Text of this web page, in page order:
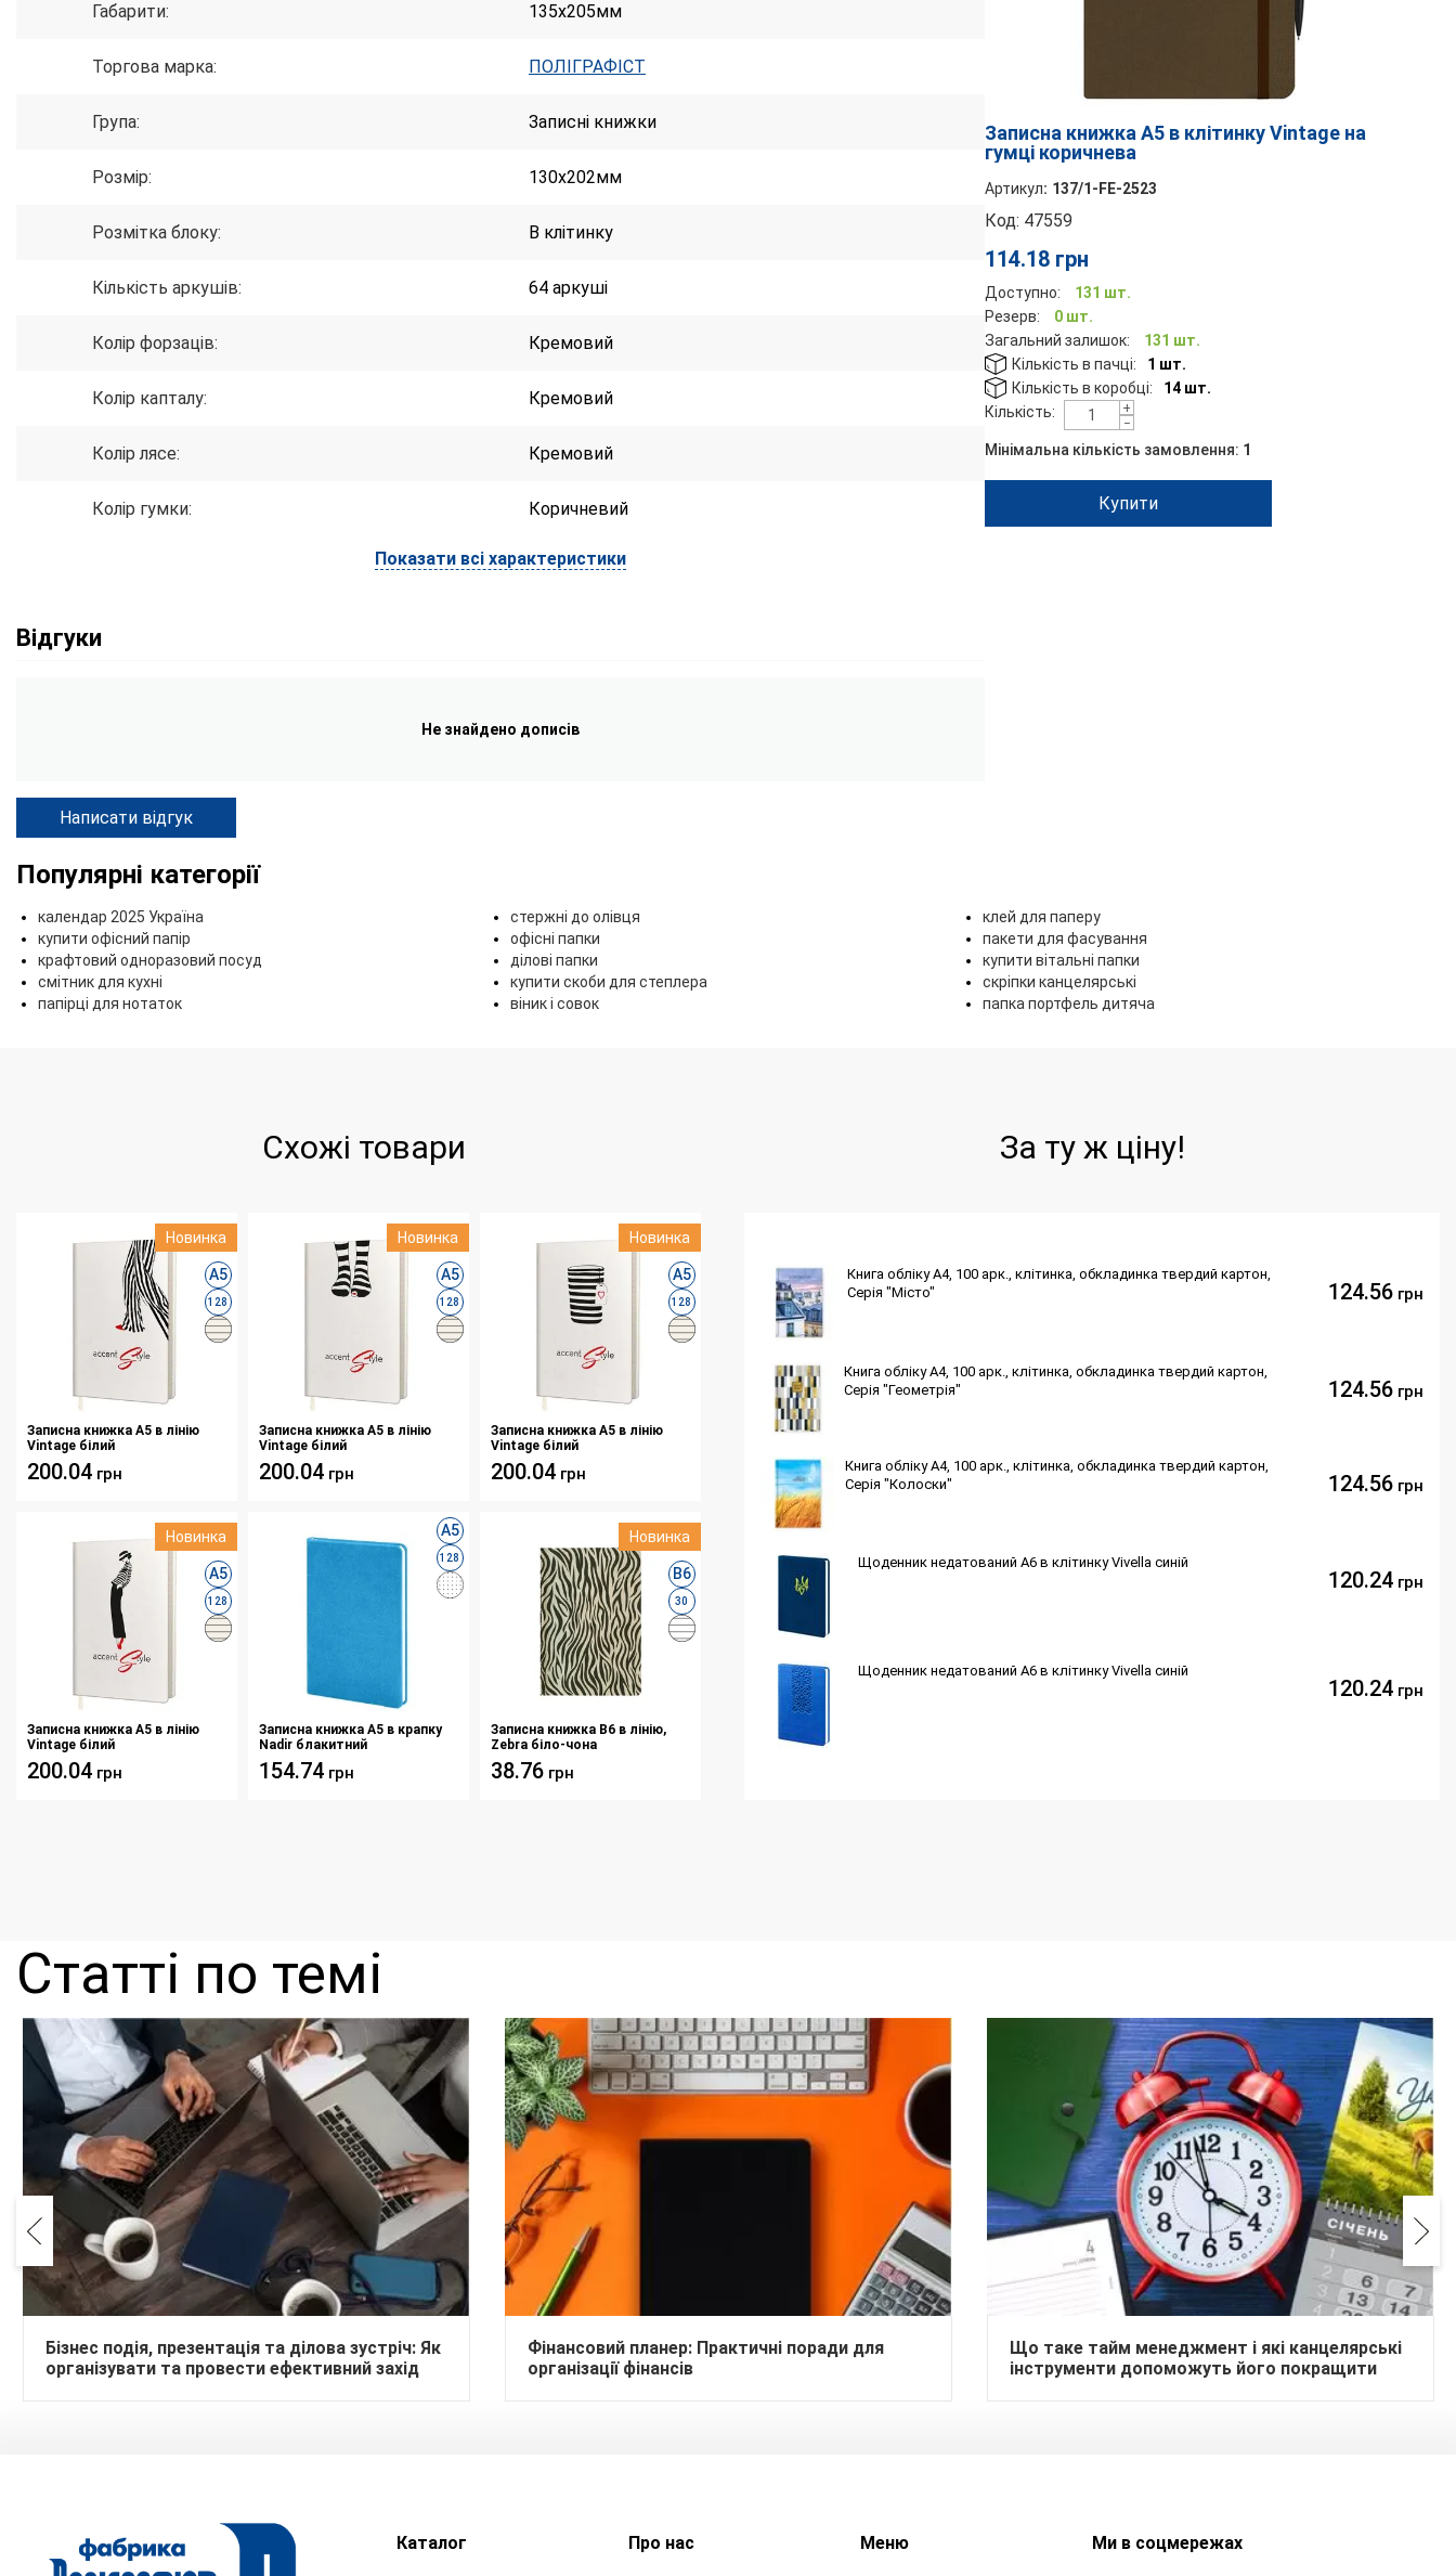
Габарити: 135x205мм
Торгова марка: ПОЛІГРАФІСТ
Група: Записні книжки
Розмір: 130х202мм
Розмітка блоку: В клітинку
Кількість аркушів: 64 аркуші
Колір форзаців: Кремовий
Колір капталу: Кремовий
Колір лясе: Кремовий
Колір гумки: Коричневий
Показати всі характеристики
Відгуки
Не знайдено дописів
Написати відгук
Записна книжка А5 в клітинку Vintage на
гумці коричнева
Артикул: 137/1-FE-2523
Код: 47559
114.18 грн
Доступно:
131 шт.
Резерв:
0 шт.
Загальний залишок:
131 шт.
Кількість в пачці:
1 шт.
Кількість в коробці:
14 шт.
Кількість:
+
−
Мінімальна кількість замовлення: 1
Купити
Популярні категорії
календар 2025 Україна
купити офісний папір
крафтовий одноразовий посуд
смітник для кухні
папірці для нотаток
стержні до олівця
офісні папки
ділові папки
купити скоби для степлера
віник і совок
клей для паперу
пакети для фасування
купити вітальні папки
скріпки канцелярські
папка портфель дитяча
Схожі товари
Новинка
А5
128
Записна книжка А5 в лінію
Vintage білий
200.04 грн
Новинка
А5
128
Записна книжка А5 в лінію
Vintage білий
200.04 грн
Новинка
А5
128
Записна книжка А5 в лінію
Vintage білий
200.04 грн
Новинка
А5
128
Записна книжка А5 в лінію
Vintage білий
200.04 грн
А5
128
Записна книжка А5 в крапку
Nadir блакитний
154.74 грн
Новинка
B6
30
Записна книжка В6 в лінію,
Zebra біло-чона
38.76 грн
За ту ж ціну!
Книга обліку А4, 100 арк., клітинка, обкладинка твердий картон,
Серія "Місто"
124.56 грн
Книга обліку А4, 100 арк., клітинка, обкладинка твердий картон,
Серія "Геометрія"
124.56 грн
Книга обліку А4, 100 арк., клітинка, обкладинка твердий картон,
Серія "Колоски"
124.56 грн
Щоденник недатований А6 в клітинку Vivella синій
120.24 грн
Щоденник недатований А6 в клітинку Vivella синій
120.24 грн
Статті по темі
Бізнес подія, презентація та ділова зустріч: Як
організувати та провести ефективний захід
Фінансовий планер: Практичні поради для
організації фінансів
Що таке тайм менеджмент і які канцелярські
інструменти допоможуть його покращити
Каталог Про нас Меню Ми в соцмережах